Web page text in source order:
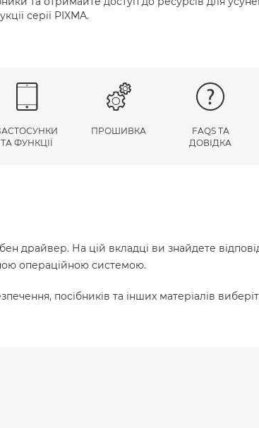
серії PIXMA.
ТА ФУНКЦІЇ
ПРОШИВКА
FAQS ТА
ДОВІДКА
драйвер. На цій вкладці ви знайдете
операційною системою.
посібників та інших матеріалів